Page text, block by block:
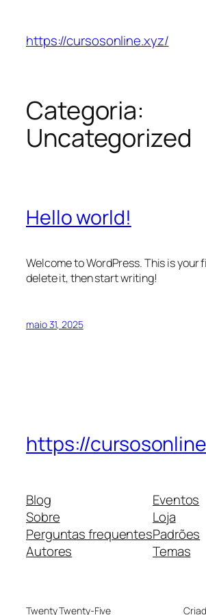
https://cursosonline.xyz/
Categoria:
Uncategorized
Hello world!
Welcome to WordPress. This is your
delete it, then start writing!
maio 31, 2025
https://
Blog
Sobre
Perguntas frequentes
Autores
Eventos
Loja
Padrões
Temas
Twenty Twenty-Five